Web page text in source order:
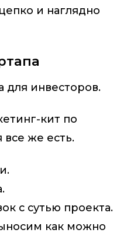
и наглядно
для инвесторов.
кит по
все же есть.
с сутью проекта.
как можно